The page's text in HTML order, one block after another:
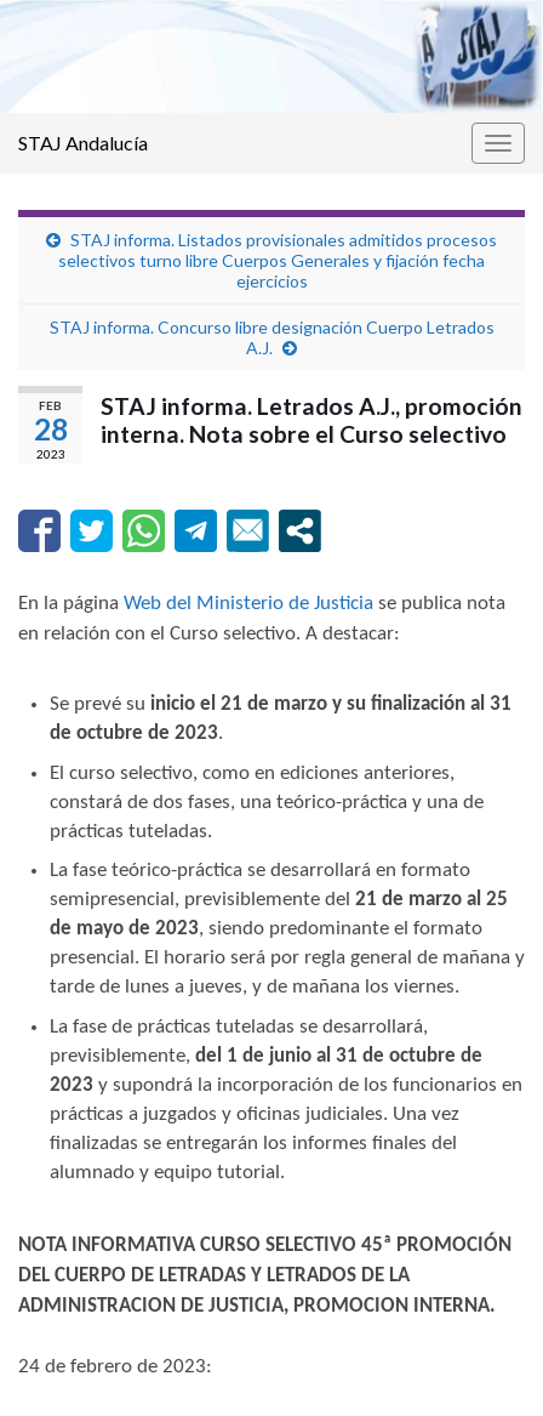
STAJ Andalucía
STAJ informa. Listados provisionales admitidos procesos
selectivos turno libre Cuerpos Generales y fijación fecha
ejercicios
STAJ informa. Concurso libre designación Cuerpo Letrados
A.J.
FEB
28
2023
STAJ informa. Letrados A.J., promoción
interna. Nota sobre el Curso selectivo
En la página Web del Ministerio de Justicia se publica nota
en relación con el Curso selectivo. A destacar:
Se prevé su inicio el 21 de marzo y su finalización al 31
de octubre de 2023.
El curso selectivo, como en ediciones anteriores,
constará de dos fases, una teórico-práctica y una de
prácticas tuteladas.
La fase teórico-práctica se desarrollará en formato
semipresencial, previsiblemente del 21 de marzo al 25
de mayo de 2023, siendo predominante el formato
presencial. El horario será por regla general de mañana y
tarde de lunes a jueves, y de mañana los viernes.
La fase de prácticas tuteladas se desarrollará,
previsiblemente, del 1 de junio al 31 de octubre de
2023 y supondrá la incorporación de los funcionarios en
prácticas a juzgados y oficinas judiciales. Una vez
finalizadas se entregarán los informes finales del
alumnado y equipo tutorial.
NOTA INFORMATIVA CURSO SELECTIVO 45ª PROMOCIÓN
DEL CUERPO DE LETRADAS Y LETRADOS DE LA
ADMINISTRACION DE JUSTICIA, PROMOCION INTERNA.
24 de febrero de 2023: